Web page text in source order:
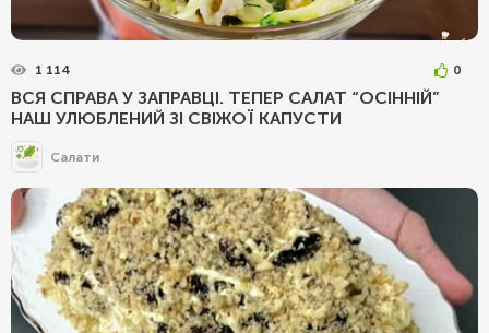
1 114 0
ВСЯ СПРАВА У ЗАПРАВЦІ. ТЕПЕР САЛАТ “ОСІННІЙ”
НАШ УЛЮБЛЕНИЙ ЗІ СВІЖОЇ КАПУСТИ
Салати